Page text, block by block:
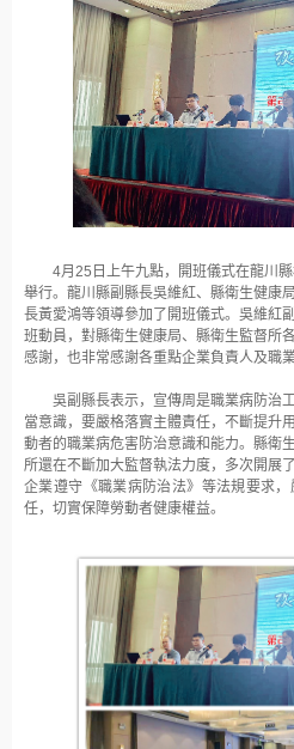
4月25日上午九點，開班儀式在龍川
舉行。龍川縣副縣長吳維紅、縣衛生健康
長黃愛鴻等領導參加了開班儀式。吳維紅
班動員，對縣衛生健康局、縣衛生監督所
感謝，也非常感謝各重點企業負責人及職
吳副縣長表示，宣傳周是職業病防治
當意識，要嚴格落實主體責任，不斷提升
動者的職業病危害防治意識和能力。縣衛
所還在不斷加大監督執法力度，多次開展
企業遵守《職業病防治法》等法規要求
任，切實保障勞動者健康權益。